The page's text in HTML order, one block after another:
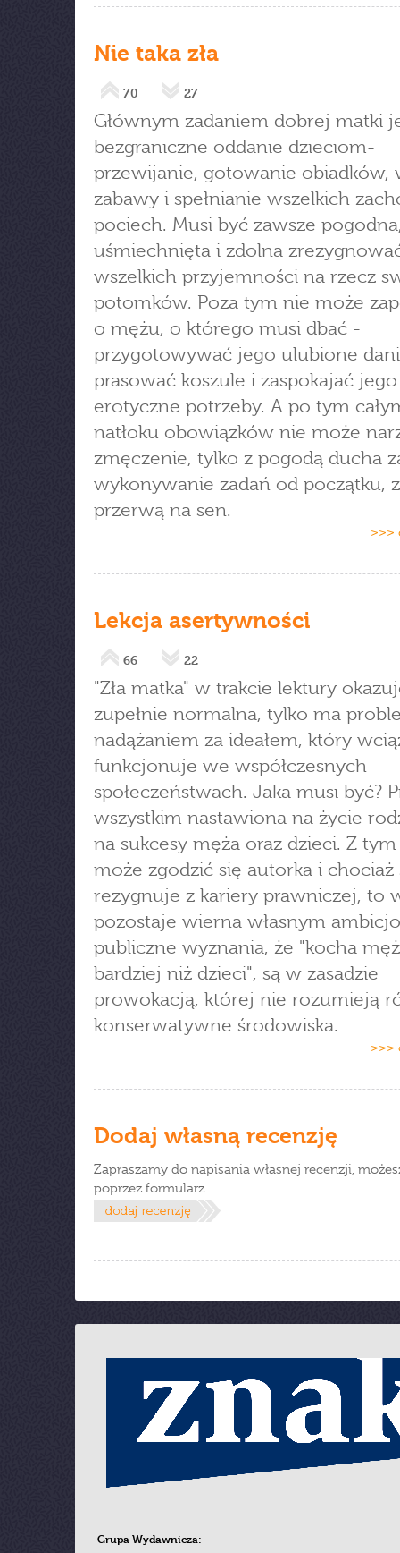
Nie taka zła
70 27
Głównym zadaniem dobrej matki
bezgraniczne oddanie dzieciom-
przewijanie, gotowanie obiadków,
zabawy i spełnianie wszelkich
pociech. Musi być zawsze
uśmiechnięta i zdolna
wszelkich przyjemności na rzecz
potomków. Poza tym nie może
o mężu, o którego musi dbać -
przygotowywać jego ulubione
prasować koszule i zaspokajać jego
erotyczne potrzeby. A po tym
natłoku obowiązków nie może
zmęczenie, tylko z pogodą ducha
wykonywanie zadań od początku,
przerwą na sen.
>>>
Lekcja asertywności
66 22
"Zła matka" w trakcie lektury
zupełnie normalna, tylko ma
nadążaniem za ideałem, który
funkcjonuje we współczesnych
społeczeństwach. Jaka musi być?
wszystkim nastawiona na życie
na sukcesy męża oraz dzieci. Z
może zgodzić się autorka i chociaż
rezygnuje z kariery prawniczej, to
pozostaje wierna własnym
publiczne wyznania, że "kocha
bardziej niż dzieci", są w zasadzie
prowokacją, której nie rozumieją
konserwatywne środowiska.
>>>
Dodaj własną recenzję
Zapraszamy do napisania własnej recenzji,
poprzez formularz.
Grupa Wydawnicza: